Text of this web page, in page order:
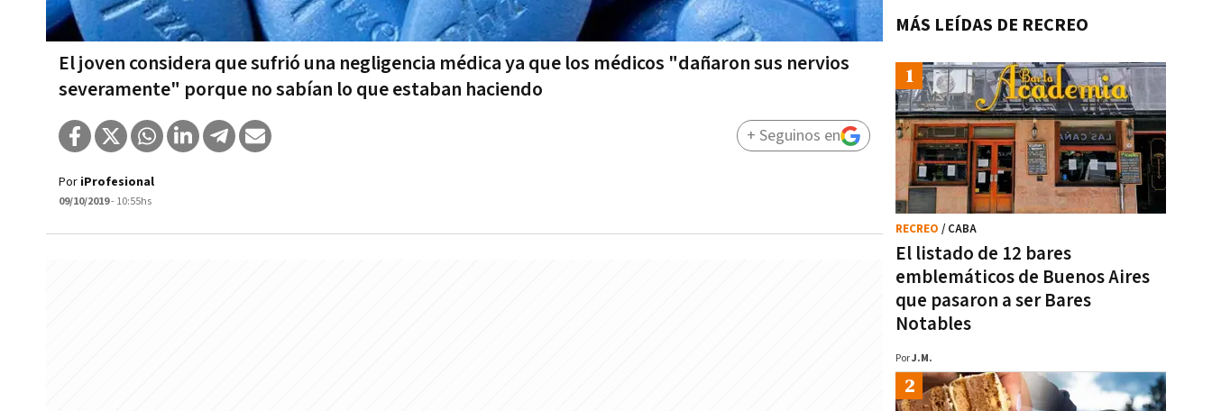
El joven considera que sufrió una negligencia médica ya que los médicos "dañaron sus nervios
severamente" porque no sabían lo que estaban haciendo
Por iProfesional
09/10/2019- 10:55hs
+ Seguinos en
MÁS LEÍDAS DE RECREO
El listado de 12 bares
emblemáticos de Buenos Aires
que pasaron a ser Bares
Notables
RECREO / CABA
PorJ.M.